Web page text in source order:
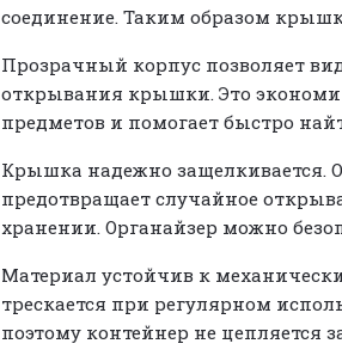
соединение. Таким образом
Прозрачный корпус позволяет
открывания крышки. Это
предметов и помогает быстро
Крышка надежно защелкивается.
предотвращает случайное
хранении. Органайзер можно
Материал устойчив к
трескается при регулярном
поэтому контейнер не цепляется